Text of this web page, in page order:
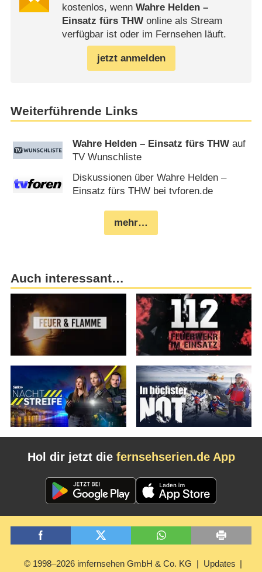
kostenlos, wenn Wahre Helden –
Einsatz fürs THWonline als Stream
verfügbar ist oder im Fernsehen läuft.
jetzt anmelden
Weiterführende Links
Wahre Helden – Einsatz fürs THW auf
TV Wunschliste
Diskussionen über Wahre Helden –
Einsatz fürs THW bei tvforen.de
mehr…
Auch interessant…
Hol dir jetzt die fernsehserien.de App
© 1998–2026 imfernsehen GmbH & Co. KG Updates